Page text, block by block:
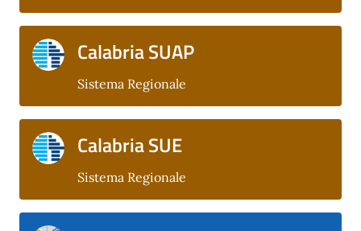
Calabria SUAP
Sistema Regionale
Calabria SUE
Sistema Regionale